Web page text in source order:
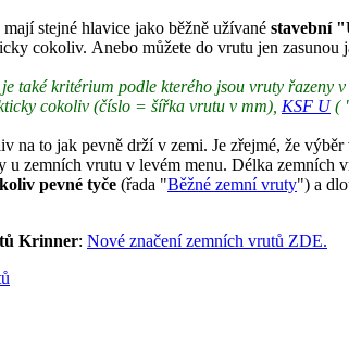
stejné hlavice jako běžně užívané stavební
cokoliv. Anebo můžete do vrutu jen
také kritérium podle kterého jsou vruty řazeny
cokoliv (číslo = šířka vrutu v mm), KSF U(
na to jak pevně drží v zemi. Je zřejmé, že
u zemních vrutu v levém menu. Délka zemních
pevné tyče (řada "Běžné zemní vruty") a
Krinner: Nové značení zemních vrutů ZDE.